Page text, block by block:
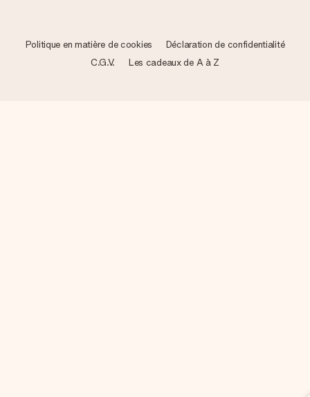
Politique en matière de cookies
Déclaration de confidentialité
C.G.V.
Les cadeaux de A à Z